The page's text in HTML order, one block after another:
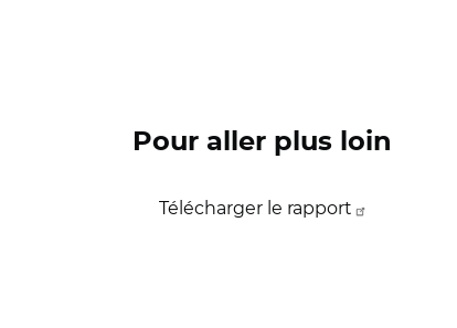
Pour aller plus loin
Télécharger le rapport